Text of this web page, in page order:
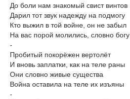
До боли нам знакомый свист винтов
Дарил тот звук надежду на подмогу
Кто выжил в той войне, он не забыл
На вас порой молились, словно богу
-
Пробитый покорёжен вертолёт
И вновь заплатки, как на теле раны
Они словно живые существа
Война оставила на теле их изъяны
-